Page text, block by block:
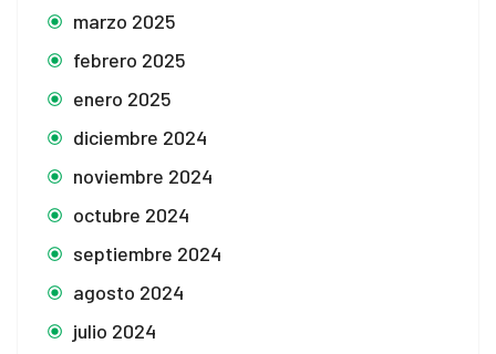
marzo 2025
febrero 2025
enero 2025
diciembre 2024
noviembre 2024
octubre 2024
septiembre 2024
agosto 2024
julio 2024